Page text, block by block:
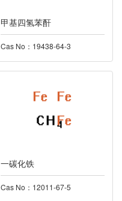
甲基四氢苯酐
Cas No：19438-64-3
一碳化铁
Cas No：12011-67-5